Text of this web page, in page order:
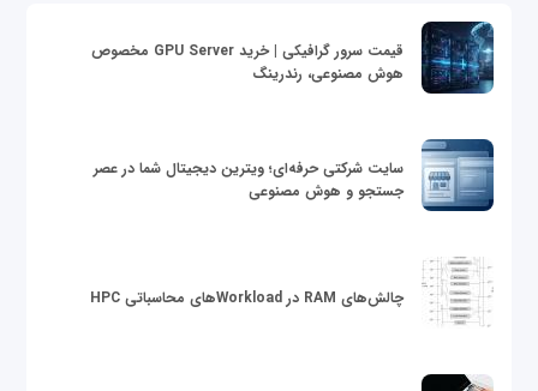
قیمت سرور گرافیکی | خرید GPU Server مخصوص
هوش مصنوعی، رندرینگ
سایت شرکتی حرفه‌ای؛ ویترین دیجیتال شما در عصر
جستجو و هوش مصنوعی
چالش‌های RAM در Workloadهای محاسباتی HPC